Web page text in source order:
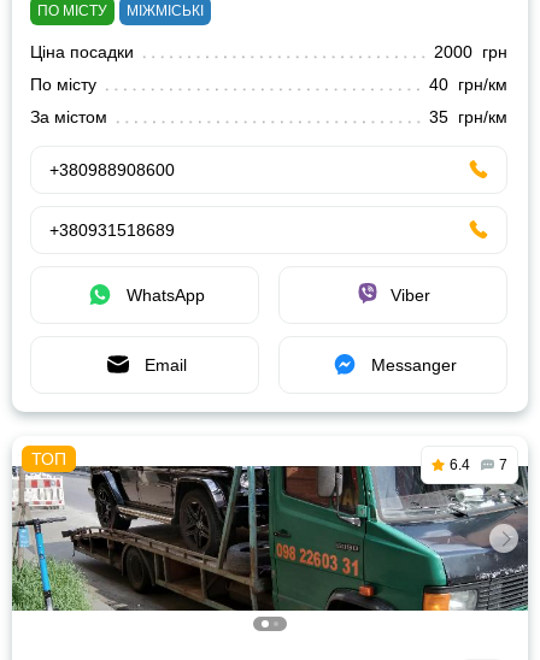
ПО МІСТУ МІЖМІСЬКІ
Ціна посадки
2000 грн
По місту
40 грн/км
За містом
35 грн/км
+380988908600
+380931518689
WhatsApp Viber
Email Messanger
6.4 7